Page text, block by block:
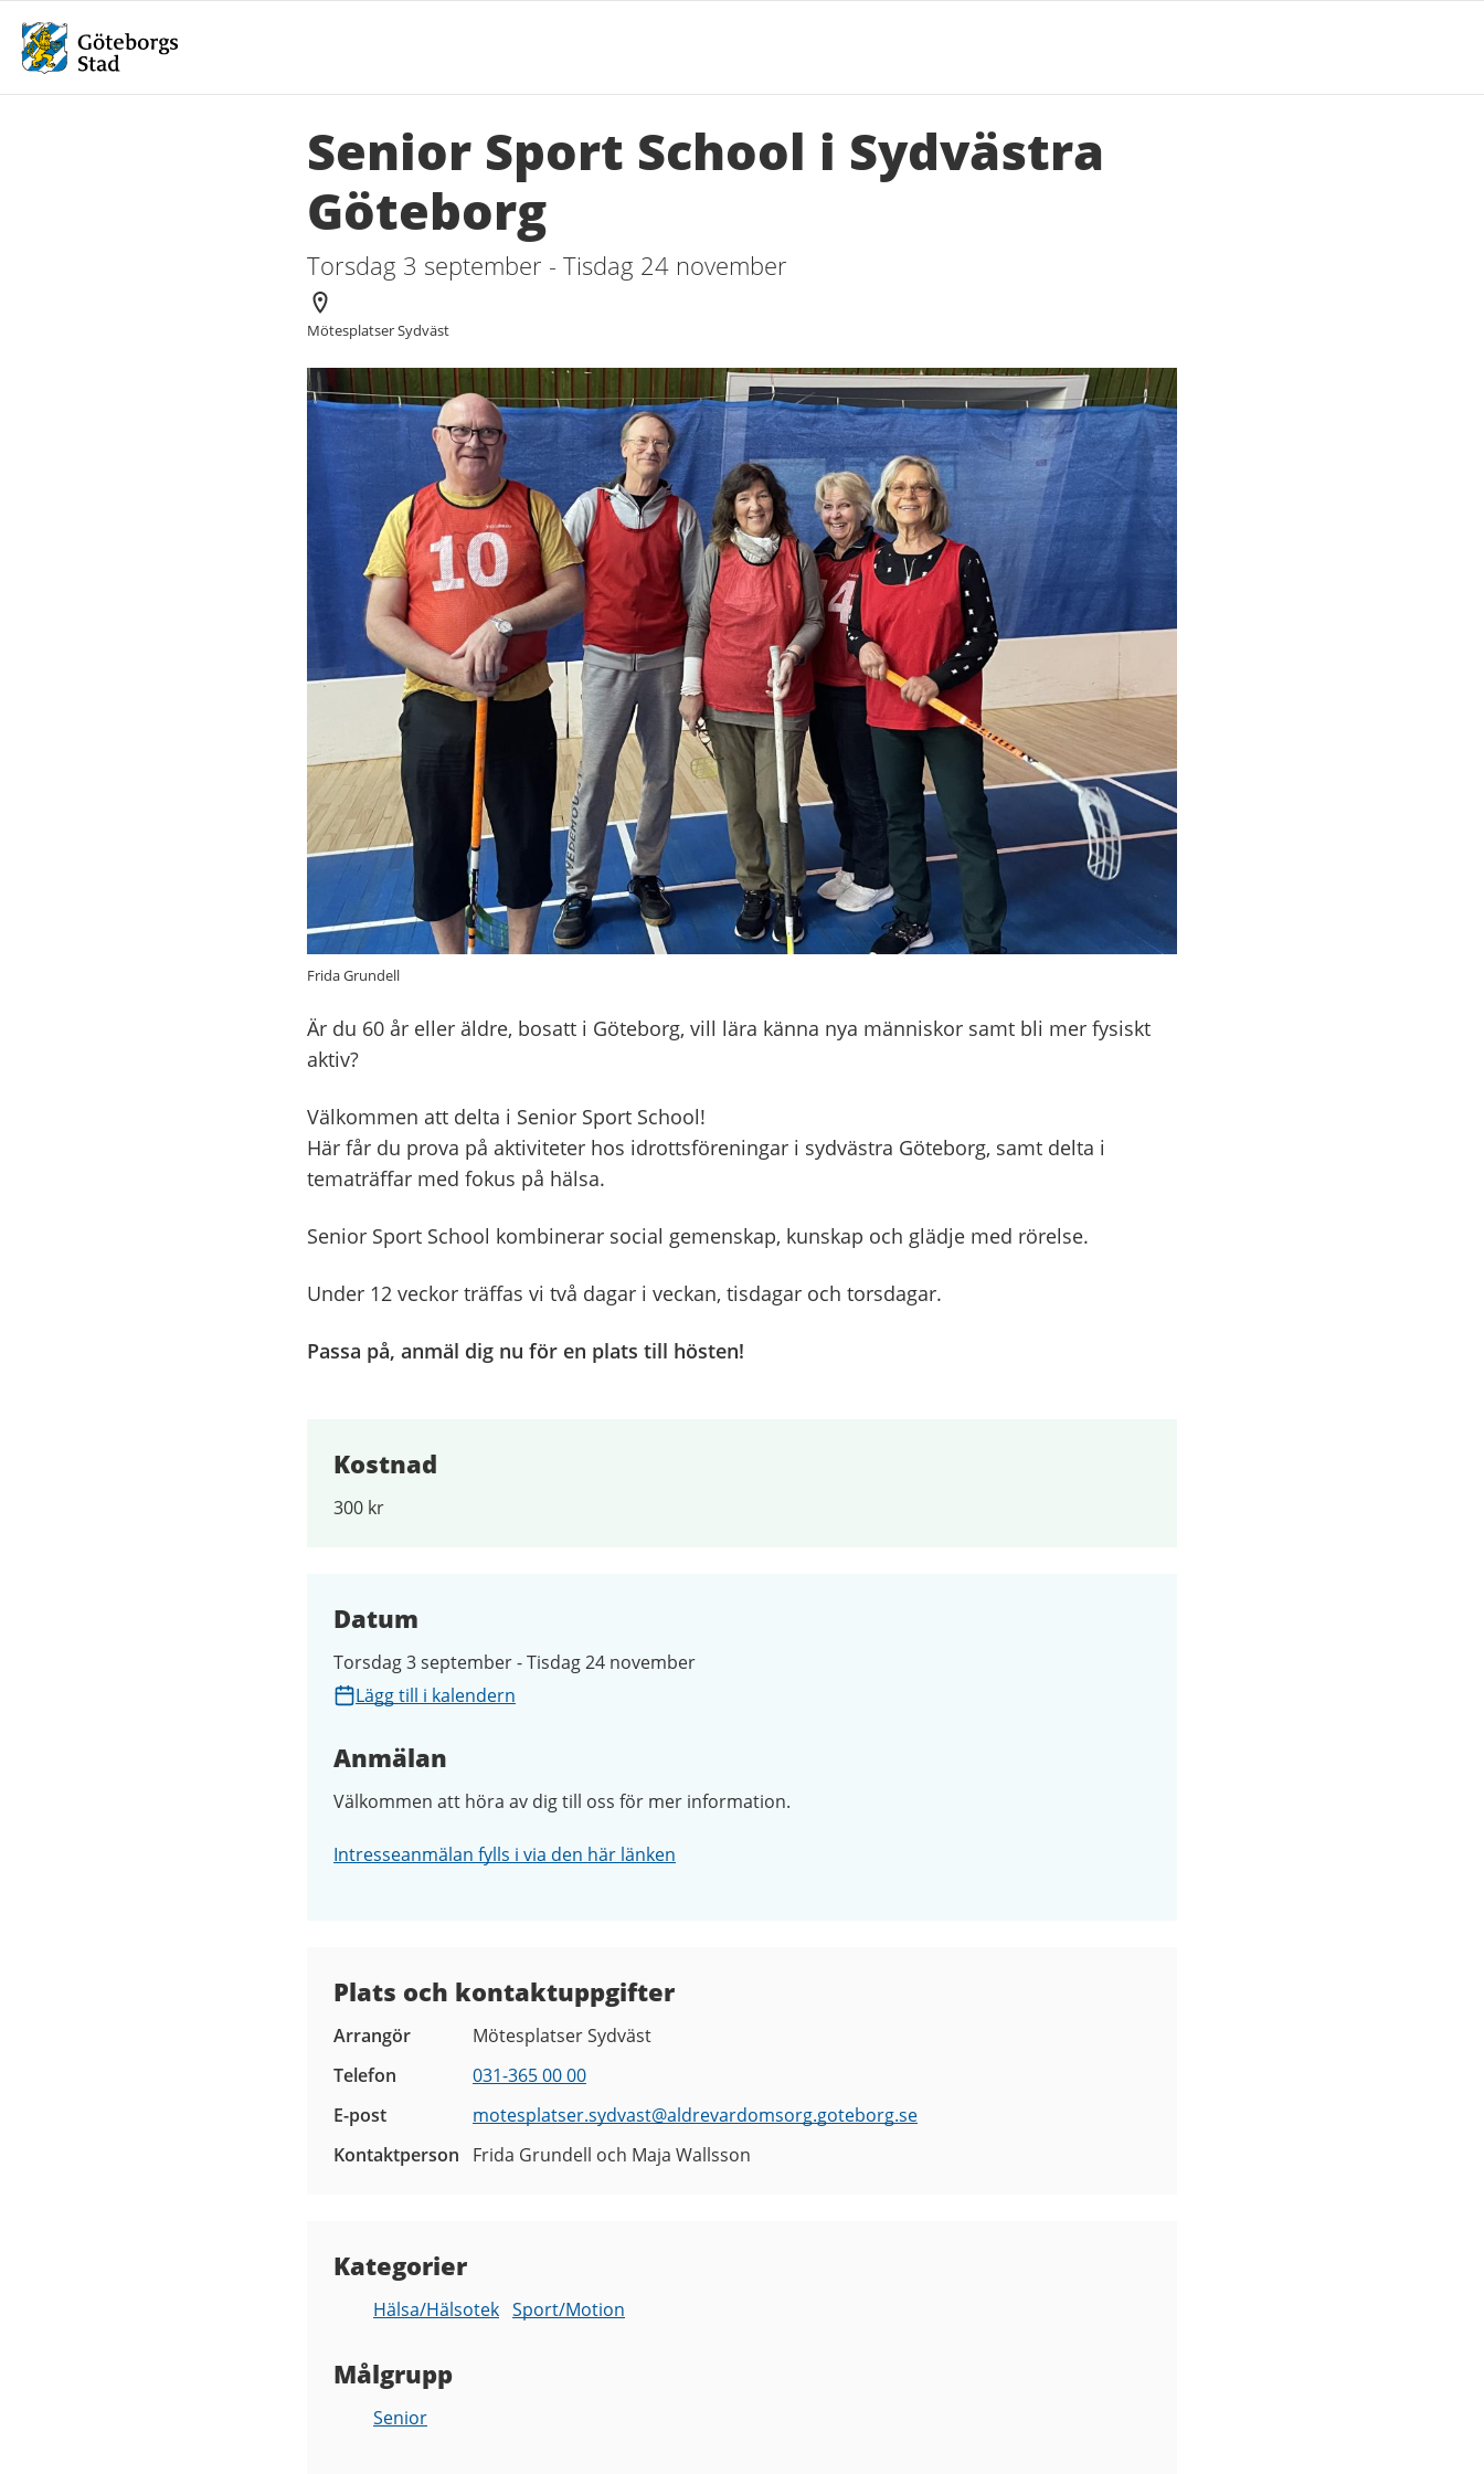
Senior Sport School i Sydvästra
Göteborg
Torsdag 3 september - Tisdag 24 november
Arrangör
Mötesplatser Sydväst
Frida Grundell
Är du 60 år eller äldre, bosatt i Göteborg, vill lära känna nya människor samt bli mer fysiskt
aktiv?
Välkommen att delta i Senior Sport School!
Här får du prova på aktiviteter hos idrottsföreningar i sydvästra Göteborg, samt delta i
tematräffar med fokus på hälsa.
Senior Sport School kombinerar social gemenskap, kunskap och glädje med rörelse.
Under 12 veckor träffas vi två dagar i veckan, tisdagar och torsdagar.
Passa på, anmäl dig nu för en plats till hösten!
Kostnad
300 kr
Datum
Torsdag 3 september - Tisdag 24 november
Lägg till i kalendern
Anmälan
Välkommen att höra av dig till oss för mer information.
Intresseanmälan fylls i via den här länken
Plats och kontaktuppgifter
Arrangör
Mötesplatser Sydväst
Telefon
031-365 00 00
E-post
motesplatser.sydvast@aldrevardomsorg.goteborg.se
Kontaktperson
Frida Grundell och Maja Wallsson
Kategorier
Hälsa/Hälsotek Sport/Motion
Målgrupp
Senior